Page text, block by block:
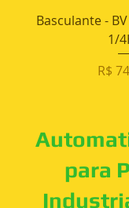
Basculante -
1/
R$
para